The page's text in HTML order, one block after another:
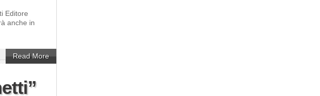
Editore
anche in
Read More